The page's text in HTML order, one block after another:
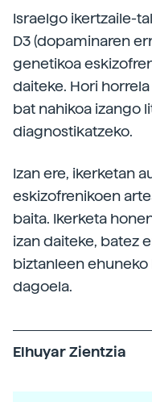
Israelgo ikertzaile-
D3 (dopaminaren
genetikoa
daiteke. Hori
bat nahikoa izango
diagnostikatzeko.
Izan ere, ikerketan
eskizofrenikoen
baita. Ikerketa
izan daiteke, batez
biztanleen
dagoela.
Elhuyar Zientzia